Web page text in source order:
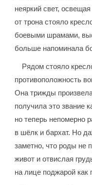
неяркий свет,
от трона стояло
боевыми шрамами,
больше напоминала
Рядом стояло
противоположность
Она трижды
получила это звание
но теперь непомерно
в шёлк и бархат. Но
заметно, что роды не
живот и отвислая
на лице поджарой как